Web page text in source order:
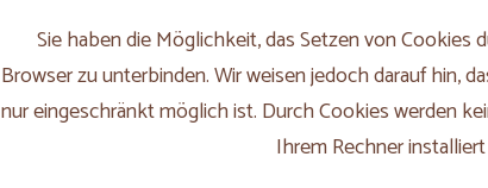
Sie haben die Möglichkeit, das Setzen von
Browser zu unterbinden. Wir weisen jedoch darauf hin,
nur eingeschränkt möglich ist. Durch Cookies werden
Ihrem Rechner